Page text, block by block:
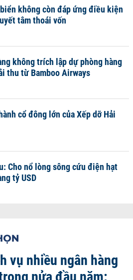
không còn đáp ứng điều kiện
tâm thoái vốn
không trích lập dự phòng hàng
thu từ Bamboo Airways
cổ đông lớn của Xếp dỡ Hải
Cho nổ lòng sông cứu điện hạt
tỷ USD
vụ nhiều ngân hàng